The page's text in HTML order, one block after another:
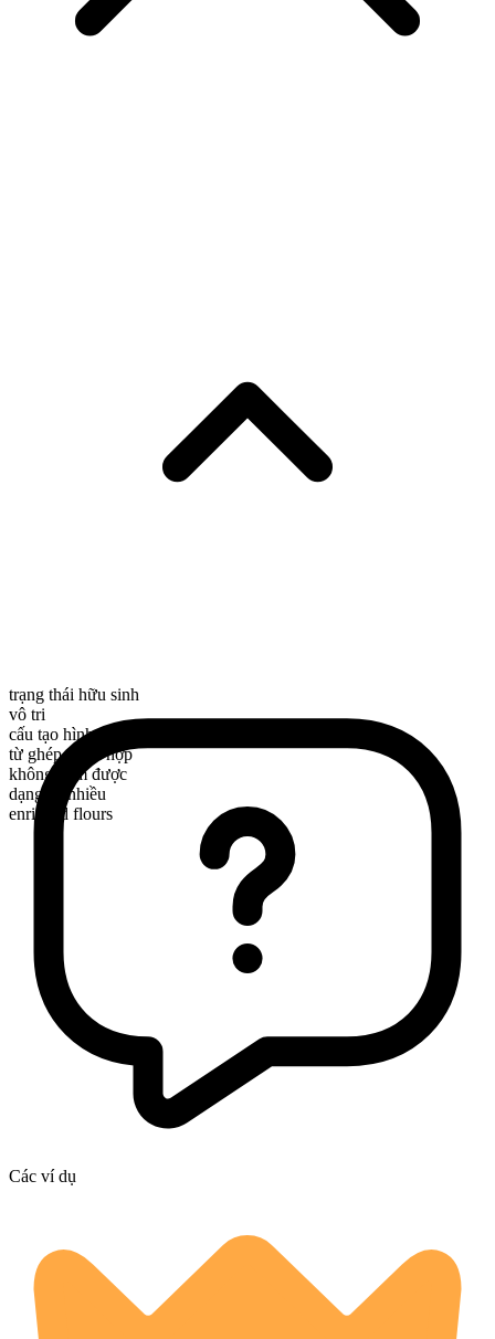
trạng thái hữu sinh
vô tri
cấu tạo hình thái
từ ghép phức hợp
không đếm được
dạng số nhiều
enriched flours
Các ví dụ